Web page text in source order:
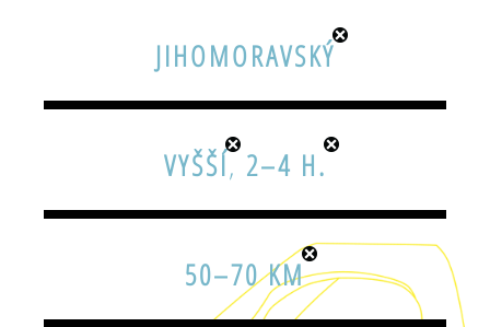
JIHOMORAVSKÝ
VYŠŠÍ, 2–4 H.
50–70 KM